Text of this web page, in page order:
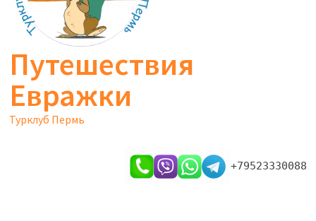
Путешествия
Евражки
Турклуб Пермь
+79523330088